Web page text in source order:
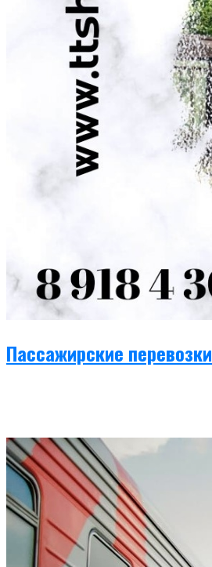
Пассажирские перевозки